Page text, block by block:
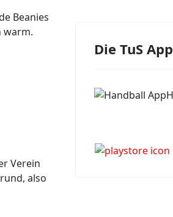
Beanies
warm.
Verein
also
Die TuS App